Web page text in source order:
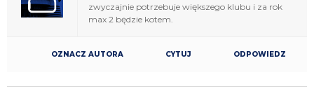
zwyczajnie potrzebuje większego klubu i za rok
max 2 będzie kotem.
OZNACZ AUTORA CYTUJ ODPOWIEDZ